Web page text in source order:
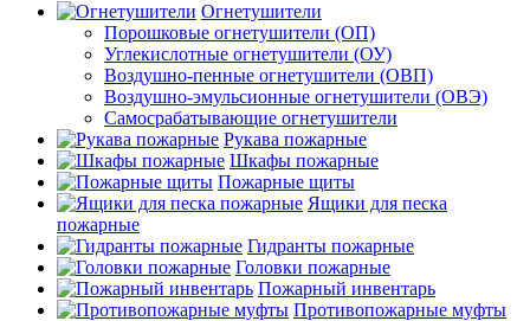
Огнетушители
Порошковые огнетушители (ОП)
Углекислотные огнетушители (ОУ)
Воздушно-пенные огнетушители (ОВП)
Воздушно-эмульсионные огнетушители (ОВЭ)
Самосрабатывающие огнетушители
Рукава пожарные
Шкафы пожарные
Пожарные щиты
Ящики для песка
пожарные
Гидранты пожарные
Головки пожарные
Пожарный инвентарь
Противопожарные муфты